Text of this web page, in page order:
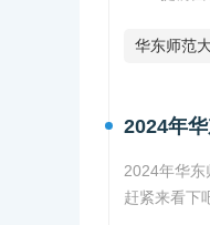
华东师范
2024年
2024年华东
赶紧来看下